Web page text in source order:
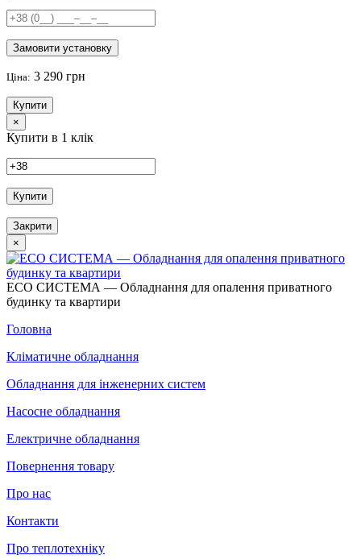
Замовити установку
Ціна: 3 290 грн
Купити
×
Купити в 1 клік
Купити
Закрити
×
ECO СИСТЕМА — Обладнання для опалення приватного
будинку та квартири
Головна
Кліматичне обладнання
Обладнання для інженерних систем
Насосне обладнання
Електричне обладнання
Повернення товару
Про нас
Контакти
Про теплотехніку